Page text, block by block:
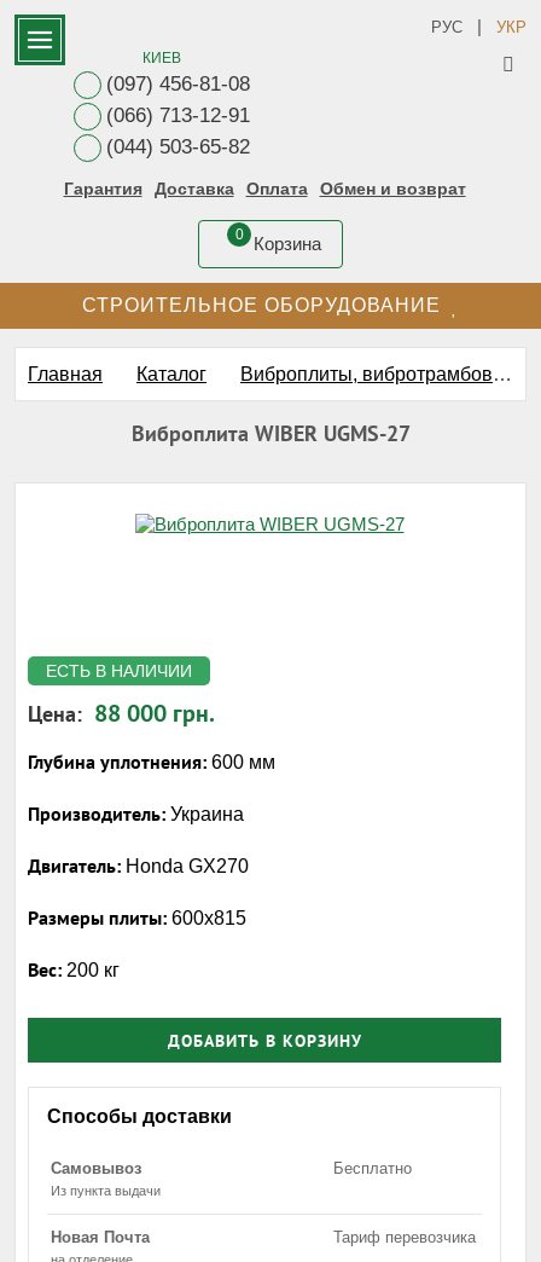
КИЕВ
(097) 456-81-08
(066) 713-12-91
(044) 503-65-82
Гарантия Доставка Оплата Обмен и возврат
0 Корзина
РУС | УКР
СТРОИТЕЛЬНОЕ ОБОРУДОВАНИЕ
Главная Каталог Виброплиты, вибротрамбовки, виброкатки
Виброплита WIBER UGMS-27
ЕСТЬ В НАЛИЧИИ
Цена: 88 000 грн.
Глубина уплотнения: 600 мм
Производитель: Украина
Двигатель: Honda GX270
Размеры плиты: 600x815
Вес: 200 кг
ДОБАВИТЬ В КОРЗИНУ
Способы доставки
Самовывоз
Из пункта выдачи
Бесплатно
Новая Почта Тариф перевозчика